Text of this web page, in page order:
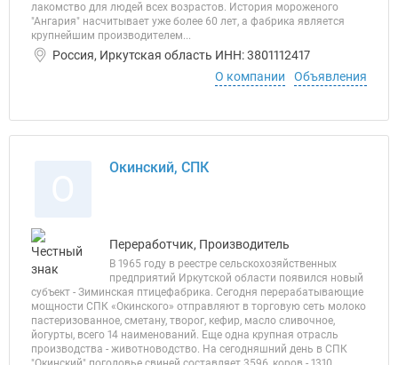
лакомство для людей всех возрастов. История мороженого
"Ангария" насчитывает уже более 60 лет, а фабрика является
крупнейшим производителем...
Россия, Иркутская область ИНН: 3801112417
О компании
Объявления
Окинский, СПК
Переработчик, Производитель
В 1965 году в реестре сельскохозяйственных
предприятий Иркутской области появился новый
субъект - Зиминская птицефабрика. Сегодня перерабатывающие
мощности СПК «Окинского» отправляют в торговую сеть молоко
пастеризованное, сметану, творог, кефир, масло сливочное,
йогурты, всего 14 наименований. Еще одна крупная отрасль
производства - животноводство. На сегодняшний день в СПК